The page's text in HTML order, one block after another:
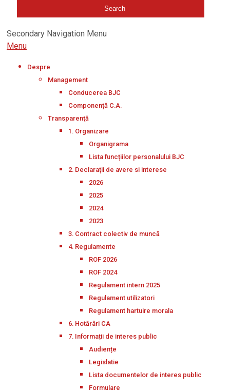
Secondary Navigation Menu
Menu
Despre
Management
Conducerea BJC
Componență C.A.
Transparenţă
1. Organizare
Organigrama
Lista funcțiilor personalului BJC
2. Declarații de avere si interese
2026
2025
2024
2023
3. Contract colectiv de muncă
4. Regulamente
ROF 2026
ROF 2024
Regulament intern 2025
Regulament utilizatori
Regulament hartuire morala
6. Hotărâri CA
7. Informații de interes public
Audiențe
Legislatie
Lista documentelor de interes public
Formulare